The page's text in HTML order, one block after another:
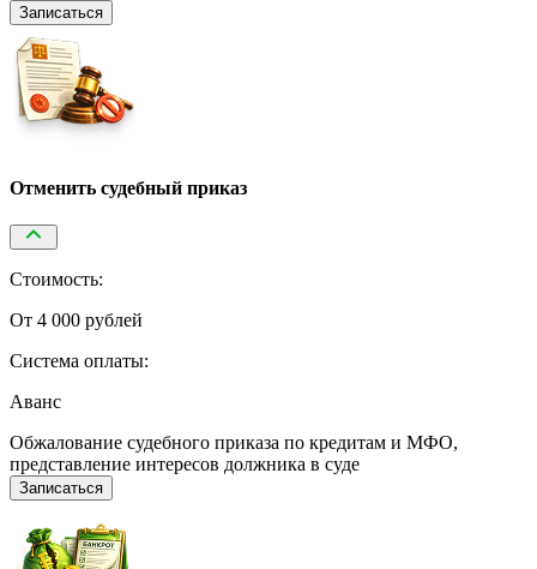
Записаться
Отменить судебный приказ
Стоимость:
От 4 000 рублей
Система оплаты:
Аванс
Обжалование судебного приказа по кредитам и МФО,
представление интересов должника в суде
Записаться